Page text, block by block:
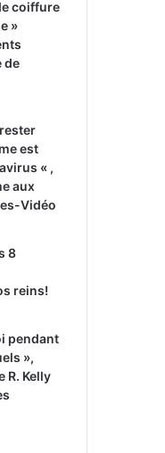
coiffure
»
de
est
« ,
aux
Vidéo
8
reins!
pendant
»,
R. Kelly